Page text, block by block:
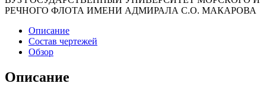
РЕЧНОГО ФЛОТА ИМЕНИ АДМИРАЛА С.О. МАКАРОВА
Описание
Состав чертежей
Обзор
Описание